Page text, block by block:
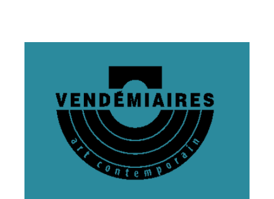
termes et conditions
* Champ obligatoire